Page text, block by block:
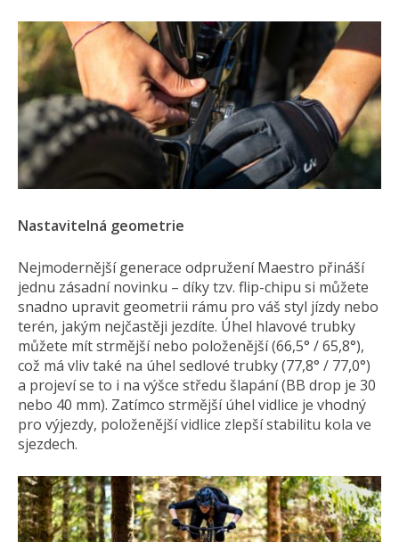
Nastavitelná geometrie
Nejmodernější generace odpružení Maestro přináší
jednu zásadní novinku – díky tzv. flip-chipu si můžete
snadno upravit geometrii rámu pro váš styl jízdy nebo
terén, jakým nejčastěji jezdíte. Úhel hlavové trubky
můžete mít strmější nebo položenější (66,5° / 65,8°),
což má vliv také na úhel sedlové trubky (77,8° / 77,0°)
a projeví se to i na výšce středu šlapání (BB drop je 30
nebo 40 mm). Zatímco strmější úhel vidlice je vhodný
pro výjezdy, položenější vidlice zlepší stabilitu kola ve
sjezdech.